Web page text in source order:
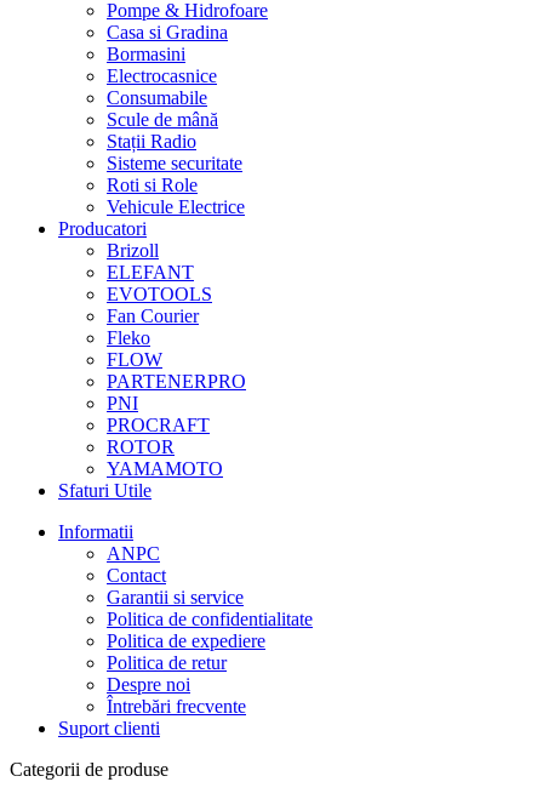
Pompe & Hidrofoare
Casa si Gradina
Bormasini
Electrocasnice
Consumabile
Scule de mână
Stații Radio
Sisteme securitate
Roti si Role
Vehicule Electrice
Producatori
Brizoll
ELEFANT
EVOTOOLS
Fan Courier
Fleko
FLOW
PARTENERPRO
PNI
PROCRAFT
ROTOR
YAMAMOTO
Sfaturi Utile
Informatii
ANPC
Contact
Garantii si service
Politica de confidentialitate
Politica de expediere
Politica de retur
Despre noi
Întrebări frecvente
Suport clienti
Categorii de produse